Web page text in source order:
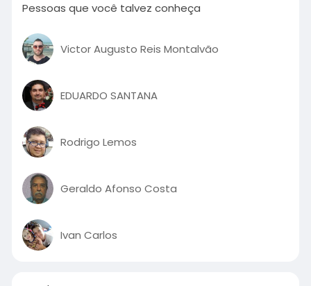
Pessoas que você talvez conheça
Victor Augusto Reis Montalvão
EDUARDO SANTANA
Rodrigo Lemos
Geraldo Afonso Costa
Ivan Carlos